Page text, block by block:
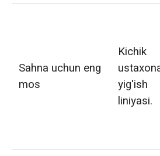
Sahna uchun eng
mos
Kichik
yig'ish
liniyasi.